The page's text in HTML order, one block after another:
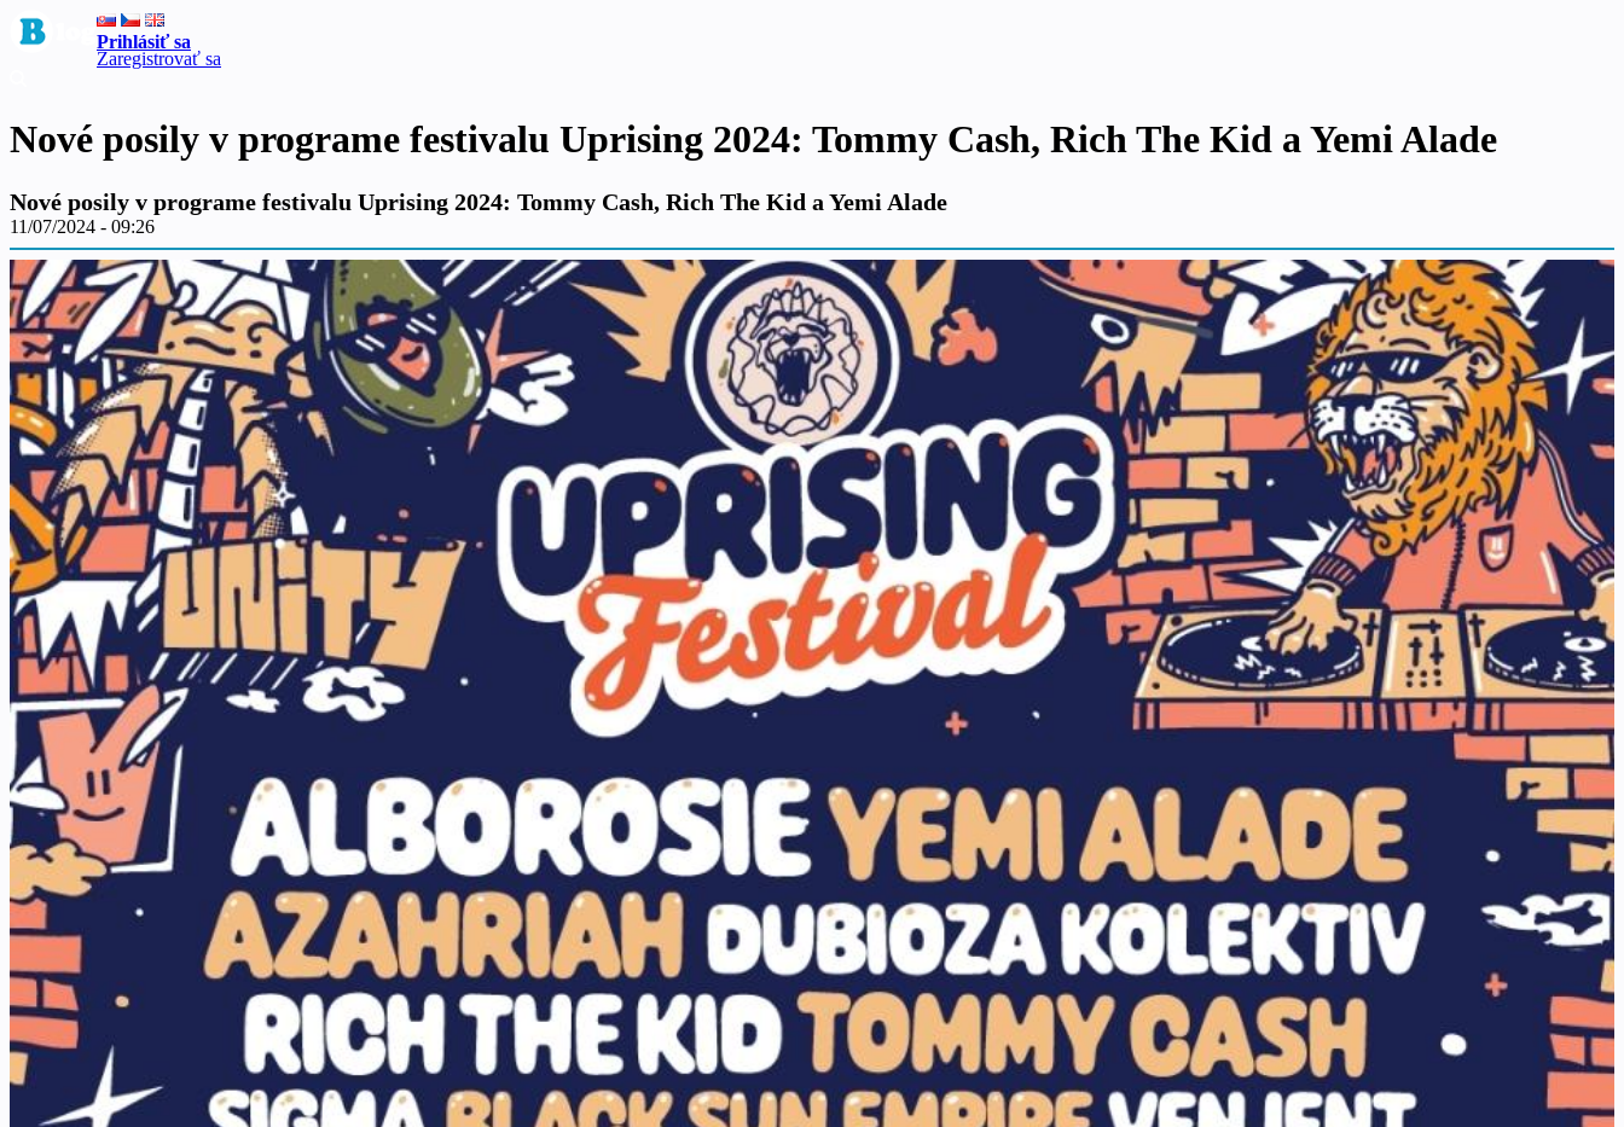
Prihlásiť sa
Zaregistrovať sa
Nové posily v programe festivalu Uprising 2024: Tommy Cash, Rich The Kid a Yemi Alade
Nové posily v programe festivalu Uprising 2024: Tommy Cash, Rich The Kid a Yemi Alade
11/07/2024 - 09:26